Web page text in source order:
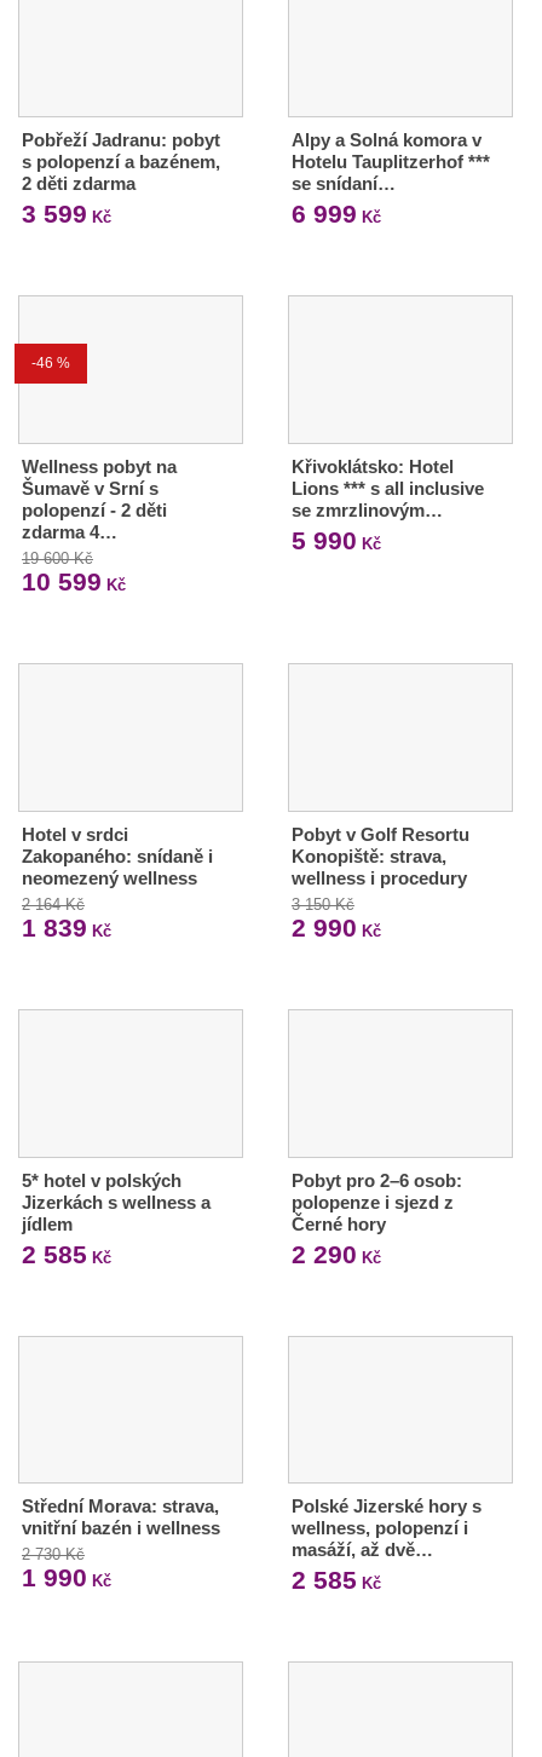
Pobřeží Jadranu: pobyt
s polopenzí a bazénem,
2 děti zdarma
3 599 Kč
Alpy a Solná komora v
Hotelu Tauplitzerhof ***
se snídaní…
6 999 Kč
-46 %
Wellness pobyt na
Šumavě v Srní s
polopenzí - 2 děti
zdarma 4…
19 600 Kč
10 599 Kč
Křivoklátsko: Hotel
Lions *** s all inclusive
se zmrzlinovým…
5 990 Kč
Hotel v srdci
Zakopaného: snídaně i
neomezený wellness
2 164 Kč
1 839 Kč
Pobyt v Golf Resortu
Konopiště: strava,
wellness i procedury
3 150 Kč
2 990 Kč
5* hotel v polských
Jizerkách s wellness a
jídlem
2 585 Kč
Pobyt pro 2–6 osob:
polopenze i sjezd z
Černé hory
2 290 Kč
Střední Morava: strava,
vnitřní bazén i wellness
2 730 Kč
1 990 Kč
Polské Jizerské hory s
wellness, polopenzí i
masáží, až dvě…
2 585 Kč